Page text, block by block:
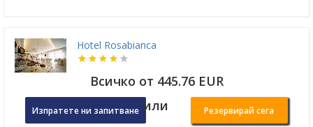
Hotel Rosabianca
Всичко от 445.76 EUR
Изпратете ни запитване или Резервирай сега